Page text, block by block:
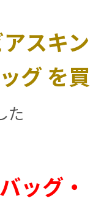
スキン
グ を買
た
ッグ・